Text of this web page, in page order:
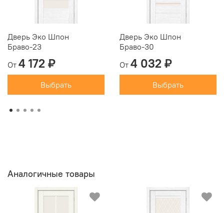
Дверь Эко Шпон
Браво-23
От 4 172 ₽
Выбрать
Дверь Эко Шпон
Браво-30
От 4 032 ₽
Выбрать
Аналогичные товары